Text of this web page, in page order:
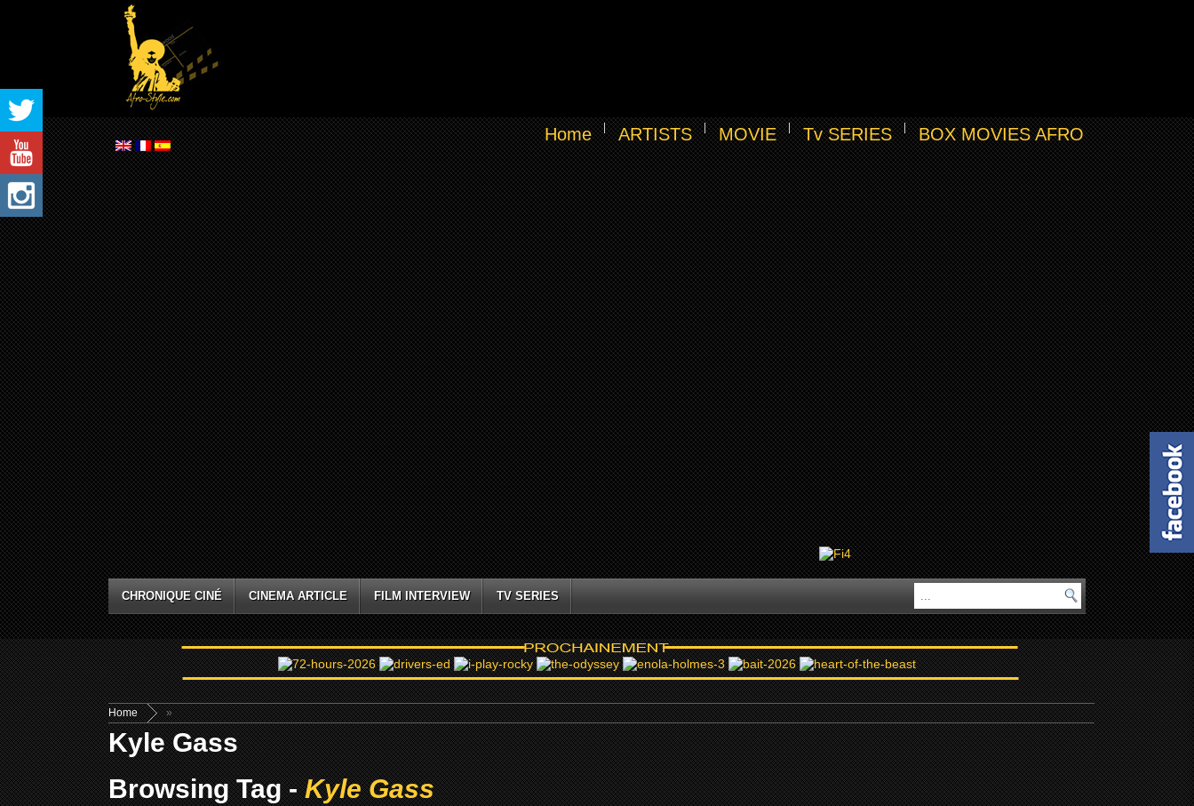
Home ARTISTS MOVIE Tv SERIES BOX MOVIES AFRO
CHRONIQUE CINÉ CINEMA ARTICLE FILM INTERVIEW TV SERIES
Home »
Kyle Gass
Browsing Tag -Kyle Gass